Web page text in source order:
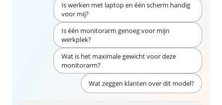
Is werken met laptop en één scherm handig
voor mij?
Is één monitorarm genoeg voor mijn
werkplek?
Wat is het maximale gewicht voor deze
monitorarm?
Wat zeggen klanten over dit model?